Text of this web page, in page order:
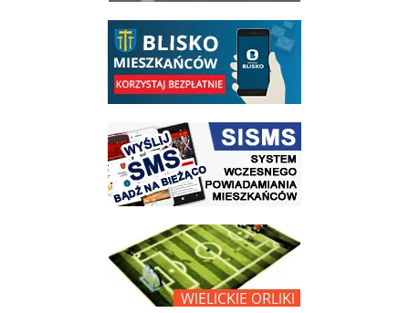
link do opisu aplikacji - BLISKO, Gmina Wieliczka w aplikacji Blisko
link do strony systemu wczesnego ostrzegania mieszkańców SISMS
link do opisu projektu Wielickie Orliki